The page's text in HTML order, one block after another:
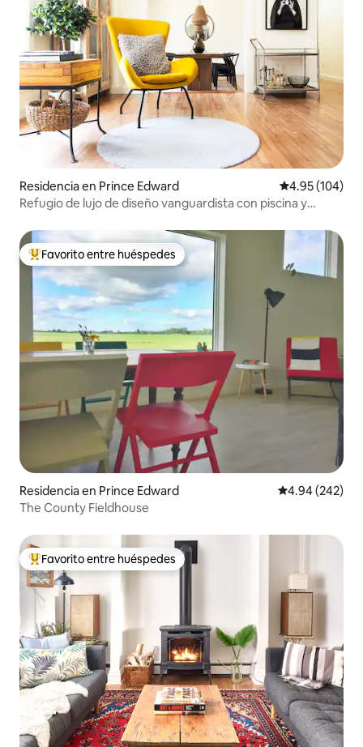
Residencia en Prince Edward Calificación
4.95 (104)
Refugio de lujo de diseño vanguardista con piscina y
De los mejores en Favorito entre huéspedes
Favorito entre huéspedes
Residencia en Prince Edward Calificación
4.94 (242)
The County Fieldhouse
De los mejores en Favorito entre huéspedes
Favorito entre huéspedes